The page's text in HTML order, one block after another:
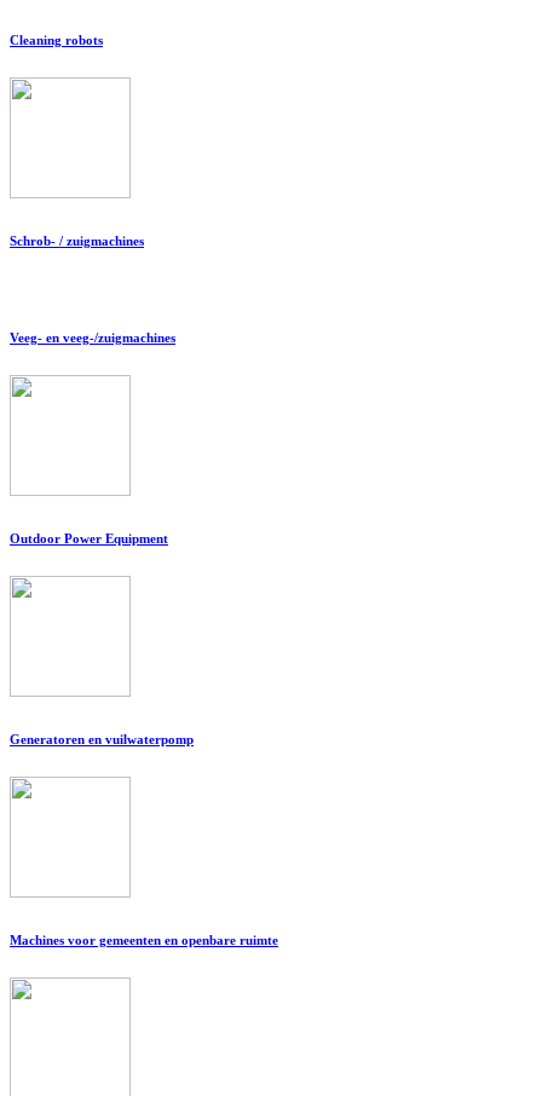
Cleaning robots
Schrob- / zuigmachines
Veeg- en veeg-/zuigmachines
Outdoor Power Equipment
Generatoren en vuilwaterpomp
Machines voor gemeenten en openbare ruimte